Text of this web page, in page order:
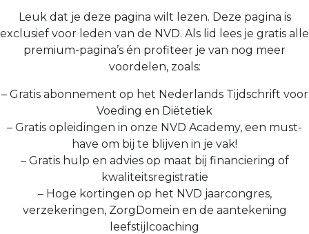
Leuk dat je deze pagina wilt lezen. Deze pagina is
exclusief voor leden van de NVD. Als lid lees je gratis alle
premium-pagina’s én profiteer je van nog meer
voordelen, zoals:
– Gratis abonnement op het Nederlands Tijdschrift voor
Voeding en Diëtetiek
– Gratis opleidingen in onze NVD Academy, een must-
have om bij te blijven in je vak!
– Gratis hulp en advies op maat bij financiering of
kwaliteitsregistratie
– Hoge kortingen op het NVD jaarcongres,
verzekeringen, ZorgDomein en de aantekening
leefstijlcoaching